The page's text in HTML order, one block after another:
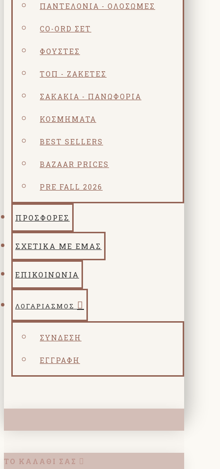
ΠΑΝΤΕΛΌΝΙΑ - ΟΛΌΣΩΜΕΣ
CO-ORD ΣΕΤ
ΦΟΎΣΤΕΣ
ΤΟΠ - ΖΑΚΈΤΕΣ
ΣΑΚΆΚΙΑ - ΠΑΝΩΦΌΡΙΑ
ΚΟΣΜΗΜΑΤΑ
BEST SELLERS
BAZAAR PRICES
PRE FALL 2026
ΠΡΟΣΦΟΡΕΣ
ΣΧΕΤΙΚΑ ΜΕ ΕΜΑΣ
ΕΠΙΚΟΙΝΩΝΙΑ
ΛΟΓΑΡΙΑΣΜΌΣ
ΣΎΝΔΕΣΗ
ΕΓΓΡΑΦΉ
ΤΟ ΚΑΛΆΘΙ ΣΑΣ